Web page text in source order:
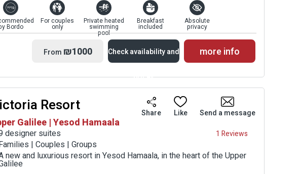
Bordo
For couples
only
Private heated
swimming
pool
Breakfast
included
Absolute
privacy
From ₪1000 Check availability and
prices
Availability and
more info
Resort
Galilee | Yesod Hamaala
1 Reviews
designer suites
| Couples | Groups
new and luxurious resort in Yesod Hamaala, in the heart of the Upper
Share Like Send a message